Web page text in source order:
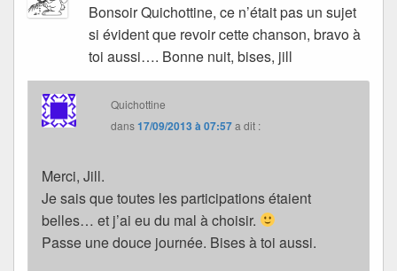
Bonsoir Quichottine, ce n’était pas un sujet
si évident que revoir cette chanson, bravo à
toi aussi…. Bonne nuit, bises, jill
Quichottine
dans17/09/2013 à 07:57a dit :
Merci, Jill.
Je sais que toutes les participations étaient
belles… et j’ai eu du mal à choisir.
Passe une douce journée. Bises à toi aussi.